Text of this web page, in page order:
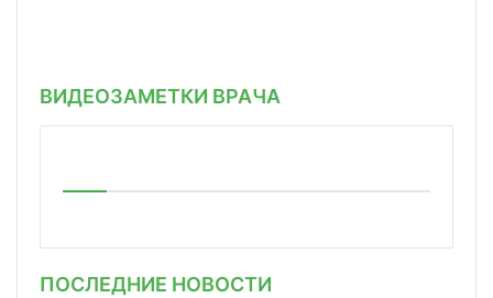
ВИДЕОЗАМЕТКИ ВРАЧА
ПОСЛЕДНИЕ НОВОСТИ